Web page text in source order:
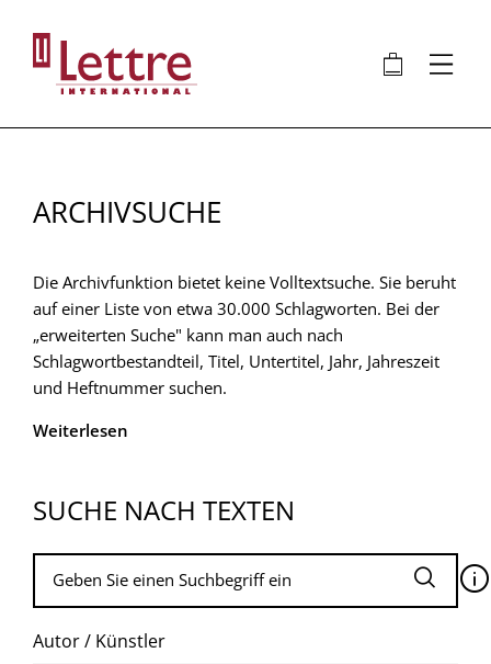
Inhalt
🛍 ⋮
ARCHIVSUCHE
Die Archivfunktion bietet keine Volltextsuche. Sie beruht
auf einer Liste von etwa 30.000 Schlagworten. Bei der
„erweiterten Suche" kann man auch nach
Schlagwortbestandteil, Titel, Untertitel, Jahr, Jahreszeit
und Heftnummer suchen.
Weiterlesen
SUCHE NACH TEXTEN
🛈
Autor / Künstler